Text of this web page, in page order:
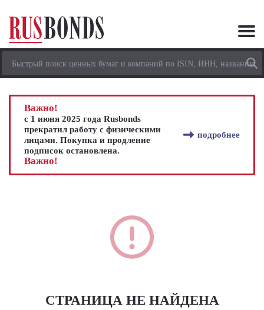
Важно!
с 1 июня 2025 года Rusbonds
прекратил работу с физическими
лицами. Покупка и продление
подписок остановлена.
подробнее
Важно!
СТРАНИЦА НЕ НАЙДЕНА